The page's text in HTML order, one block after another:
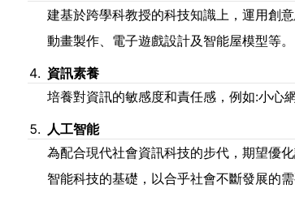
建基於跨學科教授的科技知識上，運用創
動畫製作、電子遊戲設計及智能屋模型等。
資訊素養
培養對資訊的敏感度和責任感，例如:小心
人工智能
為配合現代社會資訊科技的步代，期望優
智能科技的基礎，以合乎社會不斷發展的需